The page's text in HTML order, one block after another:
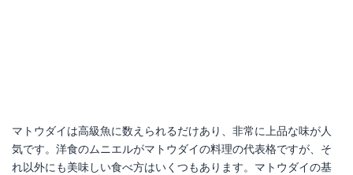
マトウダイは高級魚に数えられるだけあり、非常に上品な味が人
気です。洋食のムニエルがマトウダイの料理の代表格ですが、そ
れ以外にも美味しい食べ方はいくつもあります。マトウダイの基